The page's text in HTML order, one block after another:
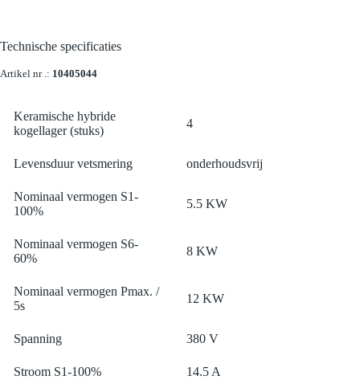
Technische specificaties
Artikel nr .: 10405044
Keramische hybride
kogellager (stuks)
4
Levensduur vetsmering onderhoudsvrij
Nominaal vermogen S1-
100%
5.5 KW
Nominaal vermogen S6-
60%
8 KW
Nominaal vermogen Pmax. /
5s
12 KW
Spanning 380 V
Stroom S1-100% 14.5 A